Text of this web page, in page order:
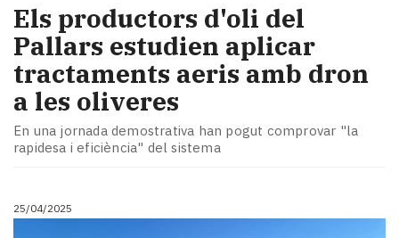
Els productors d'oli del
Pallars estudien aplicar
tractaments aeris amb dron
a les oliveres
En una jornada demostrativa han pogut comprovar "la
rapidesa i eficiència" del sistema
25/04/2025